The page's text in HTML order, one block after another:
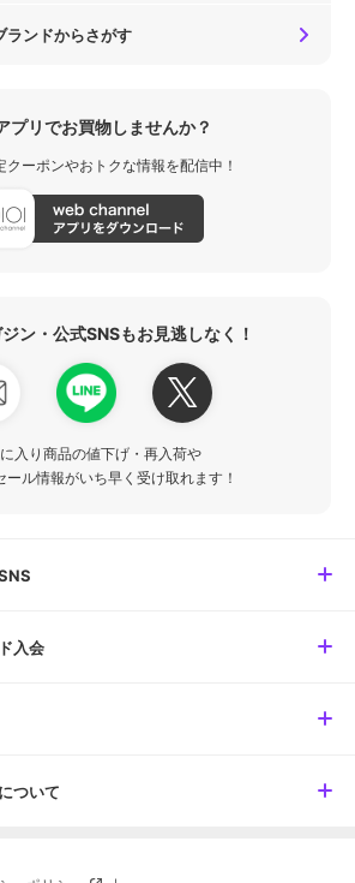
ランドからさがす
プリでお買物しませんか？
クーポンやおトクな情報を配信中！
ン・公式SNSもお見逃しなく！
入り商品の値下げ・再入荷や
ール情報がいち早く受け取れます！
入会
ついて